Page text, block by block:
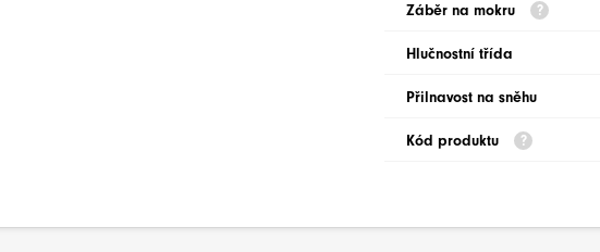
Záběr na mokru
Hlučnostní třída
Přilnavost na sněhu
Kód produktu